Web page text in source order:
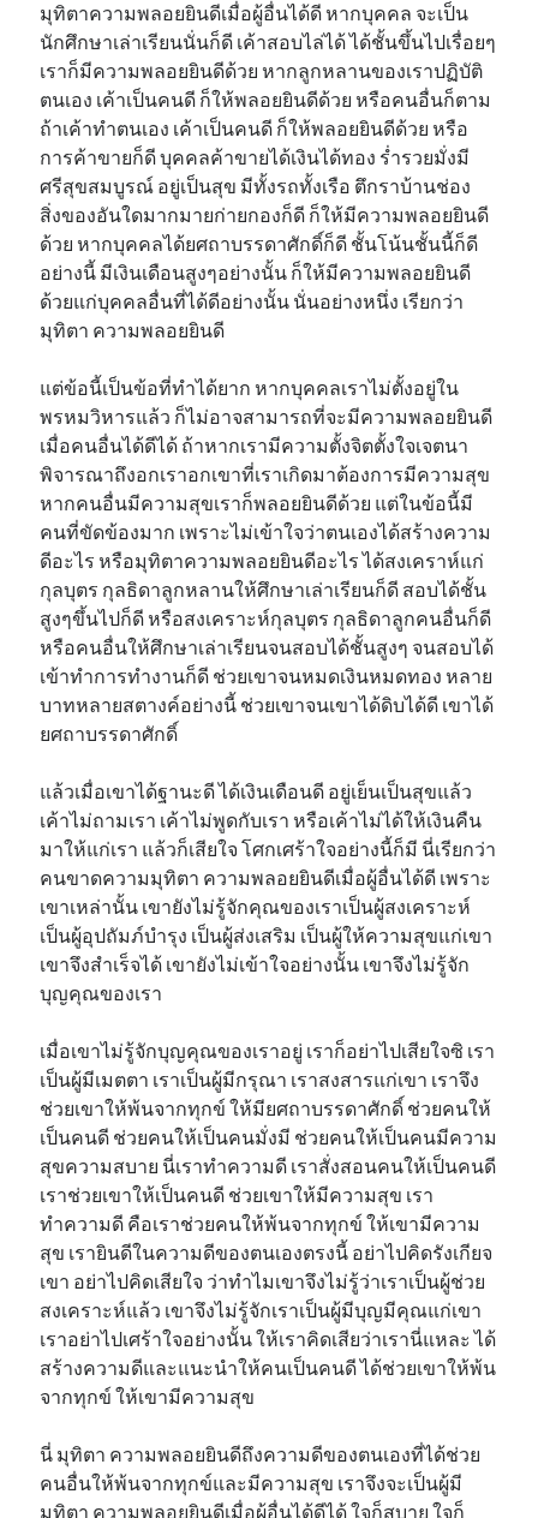
มุทิตาความพลอยยินดีเมื่อผู้อื่นได้ดี หากบุคคล จะเป็น
นักศึกษาเล่าเรียนนั่นก็ดี เค้าสอบไล่ได้ ได้ชั้นขึ้นไปเรื่อยๆ
เราก็มีความพลอยยินดีด้วย หากลูกหลานของเราปฏิบัติ
ตนเอง เค้าเป็นคนดี ก็ให้พลอยยินดีด้วย หรือคนอื่นก็ตาม
ถ้าเค้าทำตนเอง เค้าเป็นคนดี ก็ให้พลอยยินดีด้วย หรือ
การค้าขายก็ดี บุคคลค้าขายได้เงินได้ทอง ร่ำรวยมั่งมี
ศรีสุขสมบูรณ์ อยู่เป็นสุข มีทั้งรถทั้งเรือ ตึกราบ้านช่อง
สิ่งของอันใดมากมายก่ายกองก็ดี ก็ให้มีความพลอยยินดี
ด้วย หากบุคคลได้ยศถาบรรดาศักดิ์ก็ดี ชั้นโน้นชั้นนี้ก็ดี
อย่างนี้ มีเงินเดือนสูงๆอย่างนั้น ก็ให้มีความพลอยยินดี
ด้วยแก่บุคคลอื่นที่ได้ดีอย่างนั้น นั่นอย่างหนึ่ง เรียกว่า
มุทิตา ความพลอยยินดี
แต่ข้อนี้เป็นข้อที่ทำได้ยาก หากบุคคลเราไม่ตั้งอยู่ใน
พรหมวิหารแล้ว ก็ไม่อาจสามารถที่จะมีความพลอยยินดี
เมื่อคนอื่นได้ดีได้ ถ้าหากเรามีความตั้งจิตตั้งใจเจตนา
พิจารณาถึงอกเราอกเขาที่เราเกิดมาต้องการมีความสุข
หากคนอื่นมีความสุขเราก็พลอยยินดีด้วย แต่ในข้อนี้มี
คนที่ขัดข้องมาก เพราะไม่เข้าใจว่าตนเองได้สร้างความ
ดีอะไร หรือมุทิตาความพลอยยินดีอะไร ได้สงเคราห์แก่
กุลบุตร กุลธิดาลูกหลานให้ศึกษาเล่าเรียนก็ดี สอบได้ชั้น
สูงๆขึ้นไปก็ดี หรือสงเคราะห์กุลบุตร กุลธิดาลูกคนอื่นก็ดี
หรือคนอื่นให้ศึกษาเล่าเรียนจนสอบได้ชั้นสูงๆ จนสอบได้
เข้าทำการทำงานก็ดี ช่วยเขาจนหมดเงินหมดทอง หลาย
บาทหลายสตางค์อย่างนี้ ช่วยเขาจนเขาได้ดิบได้ดี เขาได้
ยศถาบรรดาศักดิ์
แล้วเมื่อเขาได้ฐานะดี ได้เงินเดือนดี อยู่เย็นเป็นสุขแล้ว
เค้าไม่ถามเรา เค้าไม่พูดกับเรา หรือเค้าไม่ได้ให้เงินคืน
มาให้แก่เรา แล้วก็เสียใจ โศกเศร้าใจอย่างนี้ก็มี นี่เรียกว่า
คนขาดความมุทิตา ความพลอยยินดีเมื่อผู้อื่นได้ดี เพราะ
เขาเหล่านั้น เขายังไม่รู้จักคุณของเราเป็นผู้สงเคราะห์
เป็นผู้อุปถัมภ์บำรุง เป็นผู้ส่งเสริม เป็นผู้ให้ความสุขแก่เขา
เขาจึงสำเร็จได้ เขายังไม่เข้าใจอย่างนั้น เขาจึงไม่รู้จัก
บุญคุณของเรา
เมื่อเขาไม่รู้จักบุญคุณของเราอยู่ เราก็อย่าไปเสียใจซิ เรา
เป็นผู้มีเมตตา เราเป็นผู้มีกรุณา เราสงสารแก่เขา เราจึง
ช่วยเขาให้พ้นจากทุกข์ ให้มียศถาบรรดาศักดิ์ ช่วยคนให้
เป็นคนดี ช่วยคนให้เป็นคนมั่งมี ช่วยคนให้เป็นคนมีความ
สุขความสบาย นี่เราทำความดี เราสั่งสอนคนให้เป็นคนดี
เราช่วยเขาให้เป็นคนดี ช่วยเขาให้มีความสุข เรา
ทำความดี คือเราช่วยคนให้พ้นจากทุกข์ ให้เขามีความ
สุข เรายินดีในความดีของตนเองตรงนี้ อย่าไปคิดรังเกียจ
เขา อย่าไปคิดเสียใจ ว่าทำไมเขาจึงไม่รู้ว่าเราเป็นผู้ช่วย
สงเคราะห์แล้ว เขาจึงไม่รู้จักเราเป็นผู้มีบุญมีคุณแก่เขา
เราอย่าไปเศร้าใจอย่างนั้น ให้เราคิดเสียว่าเรานี่แหละ ได้
สร้างความดีและแนะนำให้คนเป็นคนดี ได้ช่วยเขาให้พ้น
จากทุกข์ ให้เขามีความสุข
นี่ มุทิตา ความพลอยยินดีถึงความดีของตนเองที่ได้ช่วย
คนอื่นให้พ้นจากทุกข์และมีความสุข เราจึงจะเป็นผู้มี
มุทิตา ความพลอยยินดีเมื่อผู้อื่นได้ดีได้ ใจก็สบาย ใจก็